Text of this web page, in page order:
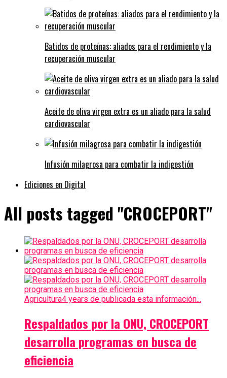
Batidos de proteínas: aliados para el rendimiento y la
recuperación muscular
Aceite de oliva virgen extra es un aliado para la salud
cardiovascular
Infusión milagrosa para combatir la indigestión
Ediciones en Digital
All posts tagged "CROCEPORT"
Agricultura4 years de publicada esta información...
Respaldados por la ONU, CROCEPORT
desarrolla programas en busca de
eficiencia